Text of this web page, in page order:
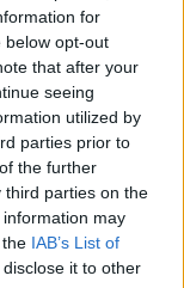
for
below opt-out
that after your
seeing
utilized by
parties prior to
the further
third parties on the
information may
IAB’s List of
it to other
Ro alert